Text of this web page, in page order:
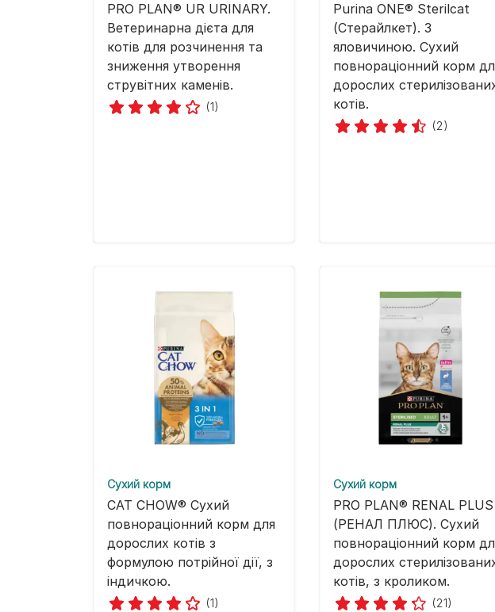
PRO PLAN® UR URINARY.
Ветеринарна дієта для
котів для розчинення та
зниження утворення
струвітних каменів.
(1)
Purina ONE® Sterilcat
(Стерайлкет). З
яловичиною. Сухий
повнораціонний корм
дорослих
котів.
(2)
Cухий корм
CAT CHOW® Сухий
повнораціонний корм для
дорослих котів з
формулою потрійної дії, з
індичкою.
(1)
Cухий корм
PRO PLAN® RENAL PLUS
(РЕНАЛ ПЛЮС). Сухий
повнораціонний корм
дорослих
котів, з кроликом.
(21)